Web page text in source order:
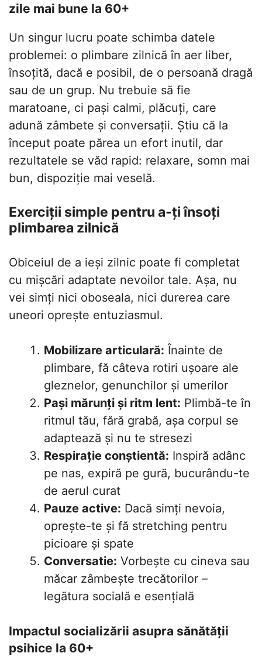
zile mai bune la 60+
Un singur lucru poate schimba datele
problemei: o plimbare zilnică în aer liber,
însoțită, dacă e posibil, de o persoană dragă
sau de un grup. Nu trebuie să fie
maratoane, ci pași calmi, plăcuți, care
adună zâmbete și conversații. Știu că la
început poate părea un efort inutil, dar
rezultatele se văd rapid: relaxare, somn mai
bun, dispoziție mai veselă.
Exerciții simple pentru a-ți însoți
plimbarea zilnică
Obiceiul de a ieși zilnic poate fi completat
cu mișcări adaptate nevoilor tale. Așa, nu
vei simți nici oboseala, nici durerea care
uneori oprește entuziasmul.
Mobilizare articulară: Înainte de
plimbare, fă câteva rotiri ușoare ale
gleznelor, genunchilor și umerilor
Pași mărunți și ritm lent: Plimbă-te în
ritmul tău, fără grabă, așa corpul se
adaptează și nu te stresezi
Respirație conștientă: Inspiră adânc
pe nas, expiră pe gură, bucurându-te
de aerul curat
Pauze active: Dacă simți nevoia,
oprește-te și fă stretching pentru
picioare și spate
Conversatie: Vorbește cu cineva sau
măcar zâmbește trecătorilor –
legătura socială e esențială
Impactul socializării asupra sănătății
psihice la 60+